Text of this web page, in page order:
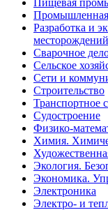
Пищевая
Промышленная
Разработка и
месторождений
Сварочное
Сельское
Сети и
Строительство
Транспортное
Судостроение
Физико-
Химия.
Экология.
Экономика.
Электроника
Электро- и